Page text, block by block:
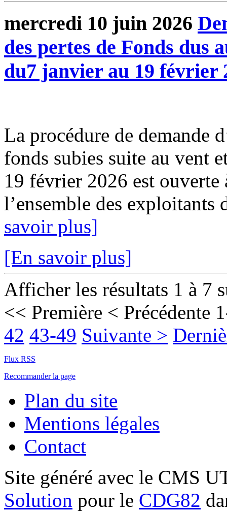
mercredi 10 juin 2026
des pertes de Fonds dus
du7 janvier au 19 février
La procédure de demande
fonds subies suite au vent
19 février 2026 est
l’ensemble des exploitants
savoir plus]
[En savoir plus]
Afficher les résultats 1 à 7
<< Première < Précédente
42 43-49 Suivante >
Flux RSS
Recommander la page
Plan du site
Mentions légales
Contact
Site généré avec le CMS
Solution pour le CDG82